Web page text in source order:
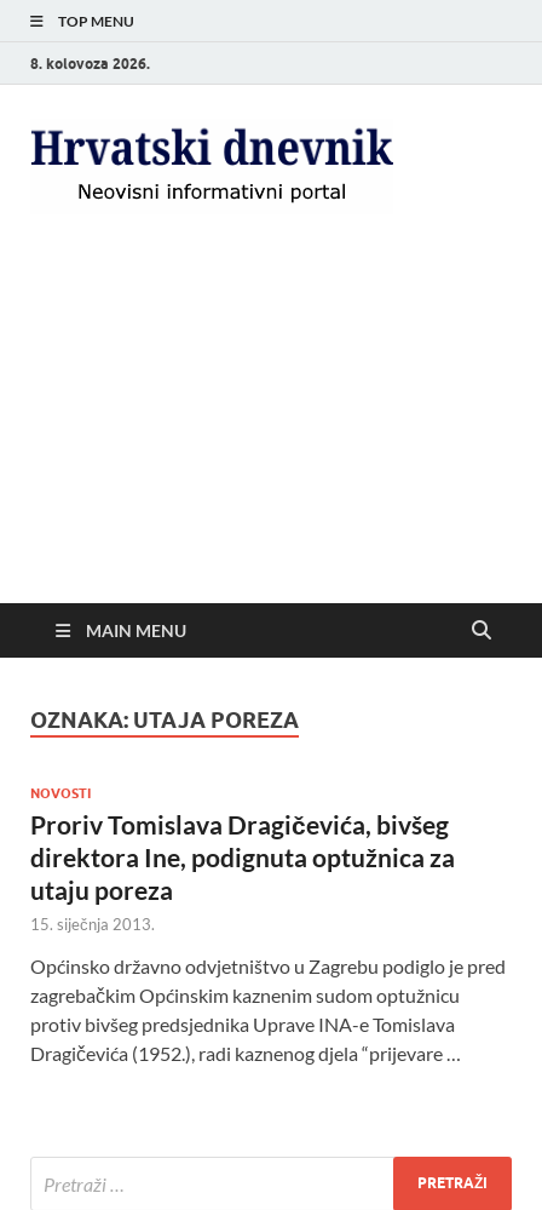
TOP MENU
8. kolovoza 2026.
MAIN MENU
OZNAKA: UTAJA POREZA
NOVOSTI
Proriv Tomislava Dragičevića, bivšeg
direktora Ine, podignuta optužnica za
utaju poreza
15. siječnja 2013.
Općinsko državno odvjetništvo u Zagrebu podiglo je pred
zagrebačkim Općinskim kaznenim sudom optužnicu
protiv bivšeg predsjednika Uprave INA-e Tomislava
Dragičevića (1952.), radi kaznenog djela “prijevare …